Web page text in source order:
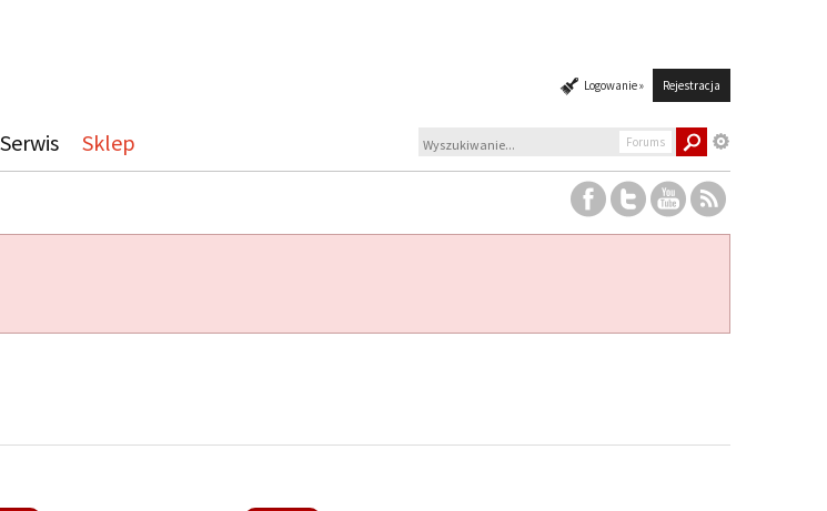
Logowanie » Rejestracja
Serwis Sklep Forums